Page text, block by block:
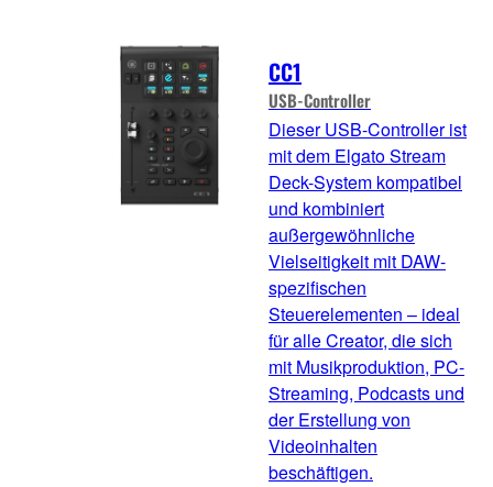
CC1
USB-Controller
Dieser USB-Controller ist
mit dem Elgato Stream
Deck-System kompatibel
und kombiniert
außergewöhnliche
Vielseitigkeit mit DAW-
spezifischen
Steuerelementen – ideal
für alle Creator, die sich
mit Musikproduktion, PC-
Streaming, Podcasts und
der Erstellung von
Videoinhalten
beschäftigen.